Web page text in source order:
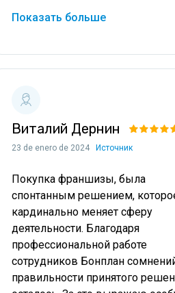
Bonplan всю информацию и
предоставили
Показать больше
Виталий Дернин
23 de enero de 2024 Источник
Покупка франшизы, была
спонтанным решением,
кардинально меняет сферу
деятельности. Благодаря
профессиональной работе
сотрудников Бонплан
правильности принятого